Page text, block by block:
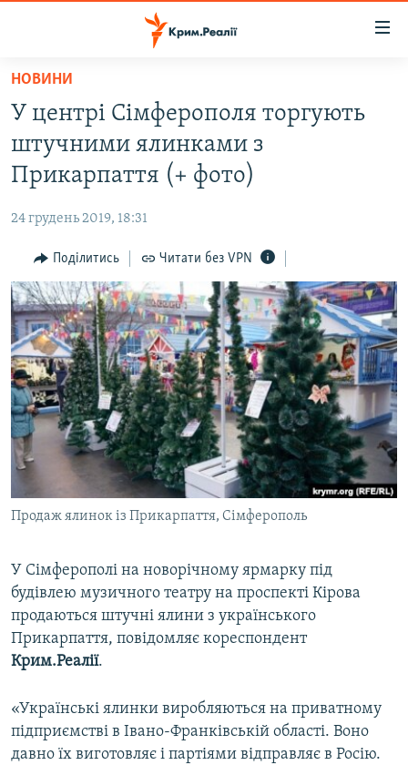
Перейти
основного
матеріалу
Перейти
до
основної
навігації
Перейти
до
пошуку
ВОДА.КРИМ
ВІДЕО ТА ФОТО
БЛОГИ
ПОГЛЯД
ІНТЕРВ'Ю
ВСЕ ЗА ДЕНЬ
СПЕЦПРОЕКТИ
ДЕПОРТАЦІЯ
ВІДЕОУРОКИ «ELIFBE»
СВІДЧЕННЯ ОКУПАЦІЇ
УКРАЇНСЬКА ПРОБЛЕМА КРИМУ
ІНФОГРАФІКА
ЯК ОБІЙТИ БЛОКУВАННЯ
Русский
Qırımtatar
ДОЛУЧАЙСЯ!
Усі сайти RFE/RL
НОВИНИ
У центрі Сімферополя торгують
штучними ялинками з
Прикарпаття (+ фото)
24 грудень 2019, 18:31
Поділитись Читати без VPN
Продаж ялинок із Прикарпаття, Сімферополь
У Сімферополі на новорічному ярмарку під
будівлею музичного театру на проспекті Кірова
продаються штучні ялини з українського
Прикарпаття, повідомляє кореспондент
Крим.Реалії.
«Українські ялинки виробляються на приватному
підприємстві в Івано-Франківській області. Воно
давно їх виготовляє і партіями відправляє в Росію.